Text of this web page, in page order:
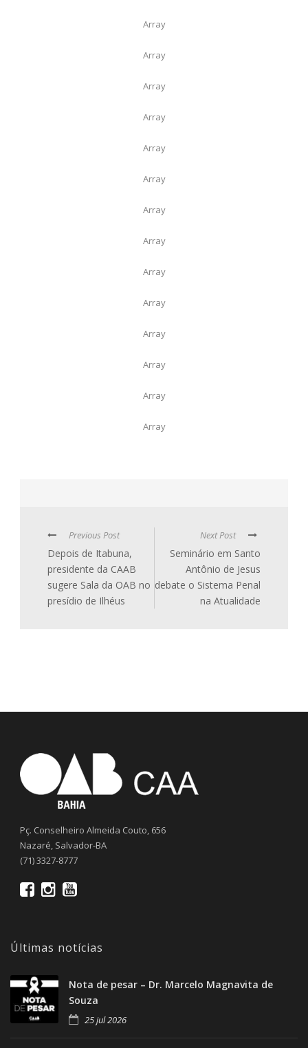
Array
Array
Array
Array
Array
Array
Array
Array
Array
Array
Array
Array
Array
Array
Previous Post
Depois de Itabuna,
presidente da CAAB
sugere Sala da OAB no
presídio de Ilhéus
Next Post
Seminário em Santo
Antônio de Jesus
debate o Sistema Penal
na Atualidade
Pç. Conselheiro Almeida Couto, 656
Nazaré, Salvador-BA
(71) 3327-8777
Últimas notícias
Nota de pesar – Dr. Marcelo Magnavita de
Souza
25 jul 2026